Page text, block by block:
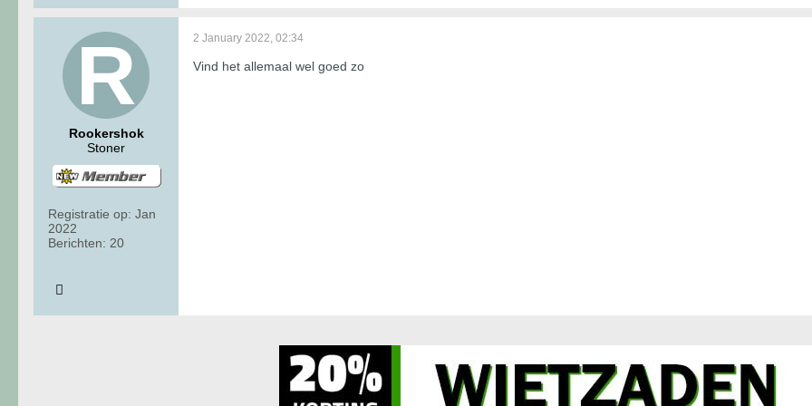
Rookershok
Stoner
Registratie op: Jan
2022
Berichten: 20
2 January 2022, 02:34
Vind het allemaal wel goed zo